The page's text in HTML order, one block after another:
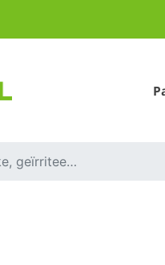
Ik heb last van rode, dikke, geïrriteerde ogen bij het gebruik van mijn PAP-apparaat. Wat kan ik doen?